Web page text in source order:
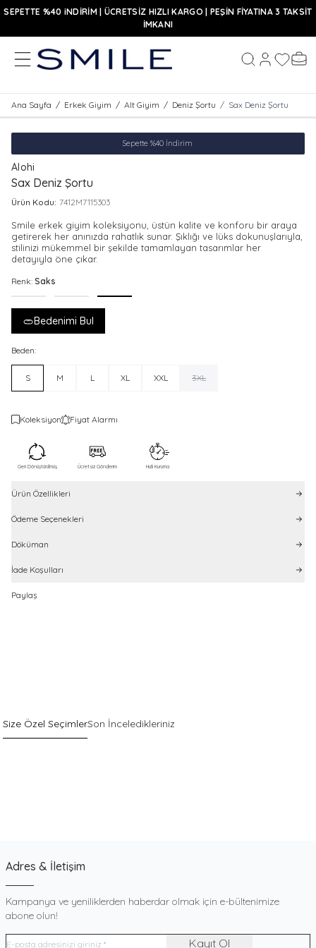
SEPETTE %40 iNDİRİM | ÜCRETSİZ HIZLI KARGO | PEŞİN FİYATINA 3 TAKSİT
İMKANI
MENÜ Hesabım
Ana Sayfa / Erkek Giyim / Alt Giyim / Deniz Şortu / Sax Deniz Şortu
Sepette %40 İndirim
Alohi
Sax Deniz Şortu
Ürün Kodu: 7412M7115303
Smile erkek giyim koleksiyonu, üstün kalite ve konforu bir araya
getirerek her anınızda rahatlık sunar. Şıklığı ve lüks dokunuşlarıyla,
stilinizi mükemmel bir şekilde tamamlayan tasarımlar her
detayıyla öne çıkar.
Renk: Saks
Bedenimi Bul
Beden:
S M L XL XXL 3XL
Koleksiyon Fiyat Alarmı
Geri Dönüştürülmüş Ücretsiz Gönderim Hızlı Kuruma
Ürün Özellikleri
Ödeme Seçenekleri
Döküman
İade Koşulları
Paylaş
Size Özel SeçimlerSon İnceledikleriniz
Adres & İletişim
Kampanya ve yeniliklerden haberdar olmak için e-bültenimize
abone olun!
Kayıt Ol